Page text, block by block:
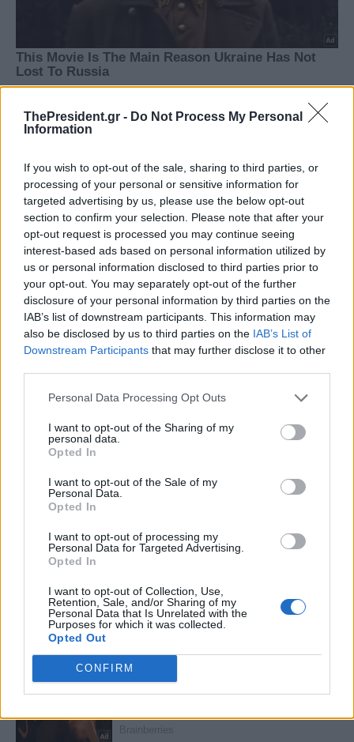
ThePresident.gr - Do Not Process My Personal
Information
If you wish to opt-out of the sale, sharing to third parties, or
processing of your personal or sensitive information for
targeted advertising by us, please use the below opt-out
section to confirm your selection. Please note that after your
opt-out request is processed you may continue seeing
interest-based ads based on personal information utilized by
us or personal information disclosed to third parties prior to
your opt-out. You may separately opt-out of the further
disclosure of your personal information by third parties on the
IAB’s list of downstream participants. This information may
also be disclosed by us to third parties on the IAB’s List of
Downstream Participants that may further disclose it to other
Personal Data Processing Opt Outs
I want to opt-out of the Sharing of my
personal data.
Opted In
I want to opt-out of the Sale of my
Personal Data.
Opted In
I want to opt-out of processing my
Personal Data for Targeted Advertising.
Opted In
I want to opt-out of Collection, Use,
Retention, Sale, and/or Sharing of my
Personal Data that Is Unrelated with the
Purposes for which it was collected.
Opted Out
CONFIRM